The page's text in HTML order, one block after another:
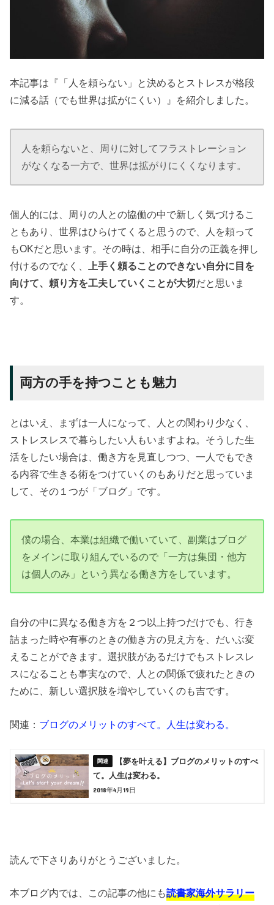
本記事は『「人を頼らない」と決めるとストレスが格段
に減る話（でも世界は拡がにくい）』を紹介しました。
人を頼らないと、周りに対してフラストレーション
がなくなる一方で、世界は拡がりにくくなります。
個人的には、周りの人との協働の中で新しく気づけるこ
ともあり、世界はひらけてくると思うので、人を頼って
もOKだと思います。その時は、相手に自分の正義を押し
付けるのでなく、
上手く頼ることのできない自分に目を
向けて、頼り方を工夫していくことが大切だと思いま
す。
両方の手を持つことも魅力
とはいえ、まずは一人になって、人との関わり少なく、
ストレスレスで暮らしたい人もいますよね。そうした生
活をしたい場合は、働き方を見直しつつ、一人でもでき
る内容で生きる術をつけていくのもありだと思っていま
して、その１つが「ブログ」です。
僕の場合、本業は組織で働いていて、副業はブログ
をメインに取り組んでいるので「一方は集団・他方
は個人のみ」という異なる働き方をしています。
自分の中に異なる働き方を２つ以上持つだけでも、行き
詰まった時や有事のときの働き方の見え方を、だいぶ変
えることができます。選択肢があるだけでもストレスレ
スになることも事実なので、人との関係で疲れたときの
ために、新しい選択肢を増やしていくのも吉です。
関連： ブログのメリットのすべて。人生は変わる。
【夢を叶える】ブログのメリットのすべ
て。人生は変わる。
2018年4月19日
読んで下さりありがとうございました。
本ブログ内では、この記事の他にも読書家海外サラリー